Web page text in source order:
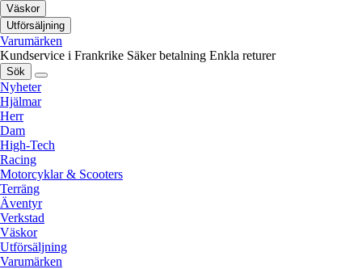
Väskor
Utförsäljning
Varumärken
Kundservice i Frankrike Säker betalning Enkla returer
Sök
Nyheter
Hjälmar
Herr
Dam
High-Tech
Racing
Motorcyklar & Scooters
Terräng
Äventyr
Verkstad
Väskor
Utförsäljning
Varumärken